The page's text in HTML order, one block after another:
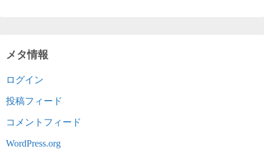
メタ情報
ログイン
投稿フィード
コメントフィード
WordPress.org